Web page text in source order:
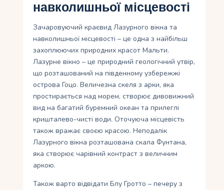
навколишньої місцевості
Зачаровуючий краєвид Лазурного вікна та
навколишньої місцевості – це одна з найбільш
захоплюючих природних красот Мальти.
Лазурне вікно – це природний геологічний утвір,
що розташований на південному узбережжі
острова Гоцо. Величезна скеля з арки, яка
простирається над морем, створює дивовижний
вид на багатий буремний океан та прилеглі
кришталево-чисті води. Оточуюча місцевість
також вражає своєю красою. Неподалік
Лазурного вікна розташована скала Фунтана,
яка створює чарівний контраст з величним
аркою.
Також варто відвідати Блу Гротто – печеру з